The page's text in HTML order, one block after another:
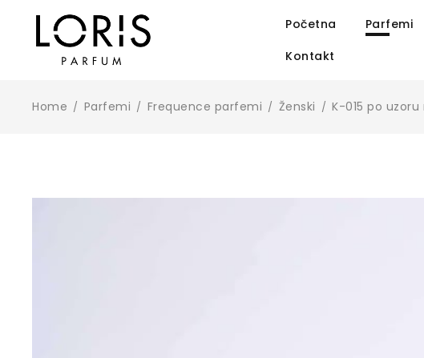
Početna Parfemi
Kontakt
Home / Parfemi / Frequence parfemi / Ženski / K-015 po